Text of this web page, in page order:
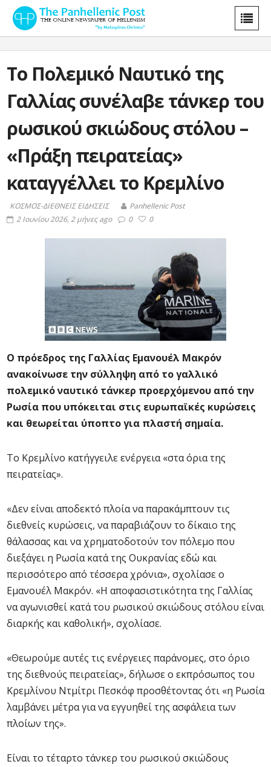
Το Πολεμικό Ναυτικό της
Γαλλίας συνέλαβε τάνκερ του
ρωσικού σκιώδους στόλου –
«Πράξη πειρατείας»
καταγγέλλει το Κρεμλίνο
ΚΟΣΜΟΣ-ΔΙΕΘΝΕΙΣ ΕΙΔΗΣΕΙΣ
Panhellenic Post
2 Ιουνίου 2026, 2 μήνες ago
0 0
Ο πρόεδρος της Γαλλίας Εμανουέλ Μακρόν
ανακοίνωσε την σύλληψη από το γαλλικό
πολεμικό ναυτικό τάνκερ προερχόμενου από την
Ρωσία που υπόκειται στις ευρωπαϊκές κυρώσεις
και θεωρείται ύποπτο για πλαστή σημαία.
Το Κρεμλίνο κατήγγειλε ενέργεια «στα όρια της
πειρατείας».
«Δεν είναι αποδεκτό πλοία να παρακάμπτουν τις
διεθνείς κυρώσεις, να παραβιάζουν το δίκαιο της
θάλασσας και να χρηματοδοτούν τον πόλεμο που
διεξάγει η Ρωσία κατά της Ουκρανίας εδώ και
περισσότερο από τέσσερα χρόνια», σχολίασε ο
Εμανουέλ Μακρόν. «Η αποφασιστικότητα της Γαλλίας
να αγωνισθεί κατά του ρωσικού σκιώδους στόλου είναι
διαρκής και καθολική», σχολίασε.
«Θεωρούμε αυτές τις ενέργειες παράνομες, στο όριο
της διεθνούς πειρατείας», δήλωσε ο εκπρόσωπος του
Κρεμλίνου Ντμίτρι Πεσκόφ προσθέτοντας ότι «η Ρωσία
λαμβάνει μέτρα για να εγγυηθεί της ασφάλεια των
πλοίων της».
Είναι το τέταρτο τάνκερ του ρωσικού σκιώδους